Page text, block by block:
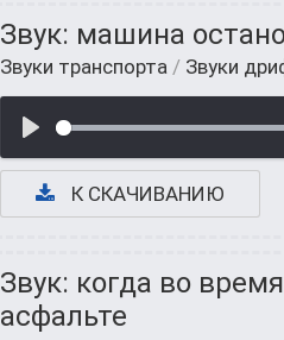
Звук: машина
Звуки транспорта / Звуки
К СКАЧИВАНИЮ
Звук: когда во
асфальте